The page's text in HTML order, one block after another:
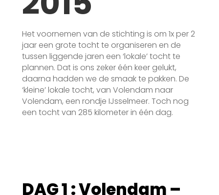
Het voornemen van de stichting is om 1x per 2
jaar een grote tocht te organiseren en de
tussen liggende jaren een ‘lokale’ tocht te
plannen. Dat is ons zeker één keer gelukt,
daarna hadden we de smaak te pakken. De
‘kleine’ lokale tocht, van Volendam naar
Volendam, een rondje IJsselmeer. Toch nog
een tocht van 285 kilometer in één dag.
DAG 1 : Volendam –